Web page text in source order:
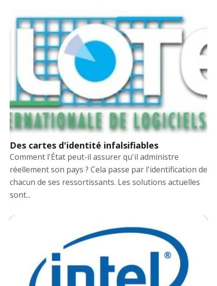
Des cartes d'identité infalsifiables
Comment l'État peut-il assurer qu'il administre
réellement son pays ? Cela passe par l'identification de
chacun de ses ressortissants. Les solutions actuelles
sont...